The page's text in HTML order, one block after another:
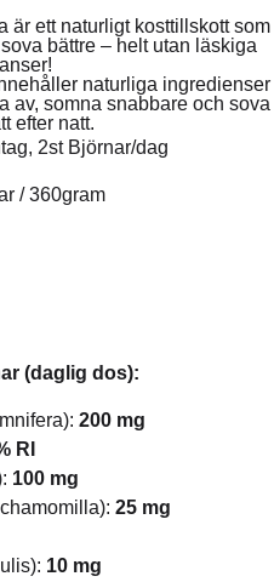
är ett naturligt kosttillskott som
bättre – helt utan läskiga
naturliga ingredienser
av, somna snabbare och sova
efter natt.
2st Björnar/dag
/ 360gram
(daglig dos):
200 mg
RI
100 mg
25 mg
10 mg